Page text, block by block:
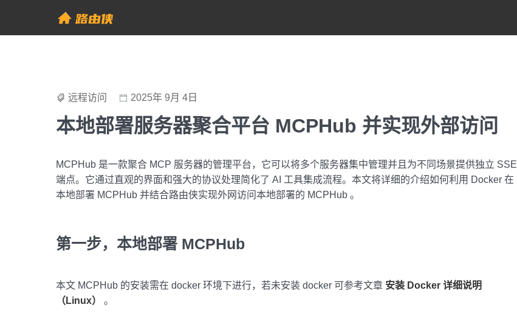
content
帮助中心 - 路由侠
远程访问 2025年 9月 4日
本地部署服务器聚合平台 MCPHub 并实现外部访问
MCPHub 是一款聚合 MCP 服务器的管理平台，它可以将多个服务器集中管理并且为不同场景提供独立 SSE
端点。它通过直观的界面和强大的协议处理简化了 AI 工具集成流程。本文将详细的介绍如何利用 Docker 在
本地部署 MCPHub 并结合路由侠实现外网访问本地部署的 MCPHub 。
第一步，本地部署 MCPHub
本文 MCPHub 的安装需在 docker 环境下进行，若未安装 docker 可参考文章 安装 Docker 详细说明
（Linux）
。